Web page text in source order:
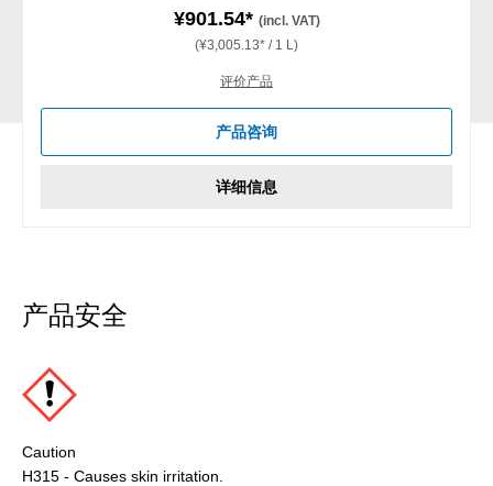
¥901.54* (incl. VAT)
(¥3,005.13* / 1 L)
评价产品
产品咨询
详细信息
产品安全
Caution
H315 - Causes skin irritation.